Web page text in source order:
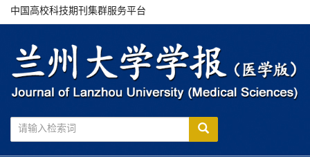
中国高校科技期刊集群服务平台